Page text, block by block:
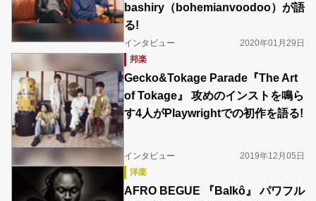
bashiry（bohemianvoodoo）が語
る!
インタビュー
2020年01月29日
邦楽
Gecko&Tokage Parade『The Art
of Tokage』 攻めのインストを鳴ら
す4人がPlaywrightでの初作を語る!
インタビュー
2019年12月05日
洋楽
AFRO BEGUE 『Balkô』 パワフル